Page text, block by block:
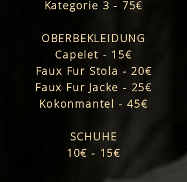
Kategorie 3 - 75€
OBERBEKLEIDUNG
Capelet - 15€
Faux Fur Stola - 20€
Faux Fur Jacke - 25€
Kokonmantel - 45€
SCHUHE
10€ - 15€